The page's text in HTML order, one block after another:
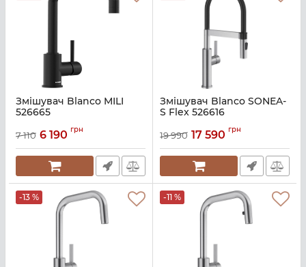
Змішувач Blanco MILI
526665
7 110 6 190 грн
Змішувач Blanco SONEA-
S Flex 526616
19 990 17 590 грн
-13 % -11 %